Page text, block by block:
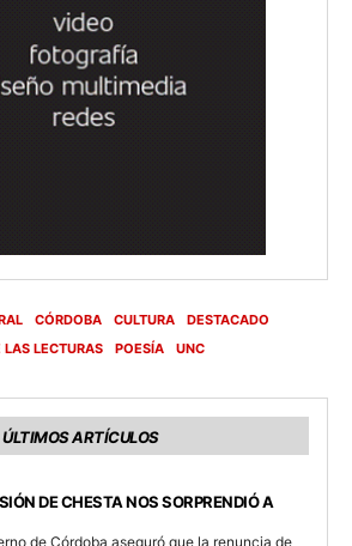
CÓRDOBA CULTURA
DESTACADO
LAS LECTURAS POESÍA UNC
ÚLTIMOS ARTÍCULOS
DE CHESTA NOS SORPRENDIÓ A
de Córdoba aseguró que la renuncia de